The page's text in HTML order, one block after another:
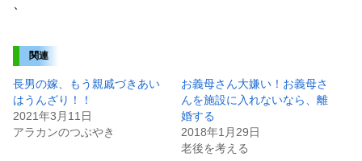
関連
長男の嫁、もう親戚づきあい
はうんざり！！
2021年3月11日
アラカンのつぶやき
お義母さん大嫌い！お義母さ
んを施設に入れないなら、離
婚する
2018年1月29日
老後を考える